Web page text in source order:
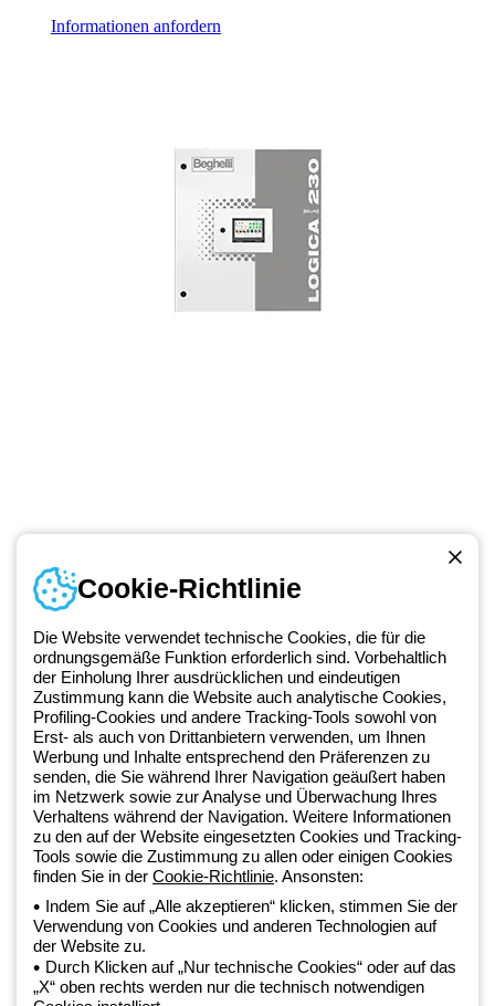
Informationen anfordern
Seit 2025 ist Beghelli Teil der GEWISS Group und Teil des GEWISS
LightZone-Ökosystems, in dem wir integrierte Beleuchtungslösungen
entwickeln, die Komplexität in Einfachheit verwandeln und Fachleute
sowie Endnutzer dabei unterstützen, ihre Anforderungen zu erfüllen.
Erfahren Sie mehr über GEWISS.
Germany: DE
Kontakt
Montag bis Freitag von 8:00 bis 17:00 Uhr
+49 2064 97010
Datenschutzrichtlinie
Cookie-Richtlinie
Verkaufsbedingungen
Cookie-Richtlinie
Die Website verwendet technische Cookies, die für die
ordnungsgemäße Funktion erforderlich sind. Vorbehaltlich
der Einholung Ihrer ausdrücklichen und eindeutigen
Zustimmung kann die Website auch analytische Cookies,
Profiling-Cookies und andere Tracking-Tools sowohl von
Erst- als auch von Drittanbietern verwenden, um Ihnen
Werbung und Inhalte entsprechend den Präferenzen zu
senden, die Sie während Ihrer Navigation geäußert haben
im Netzwerk sowie zur Analyse und Überwachung Ihres
Verhaltens während der Navigation. Weitere Informationen
zu den auf der Website eingesetzten Cookies und Tracking-
Tools sowie die Zustimmung zu allen oder einigen Cookies
finden Sie in der Cookie-Richtlinie. Ansonsten:
Indem Sie auf „Alle akzeptieren“ klicken, stimmen Sie der
Verwendung von Cookies und anderen Technologien auf
der Website zu.
Durch Klicken auf „Nur technische Cookies“ oder auf das
„X“ oben rechts werden nur die technisch notwendigen